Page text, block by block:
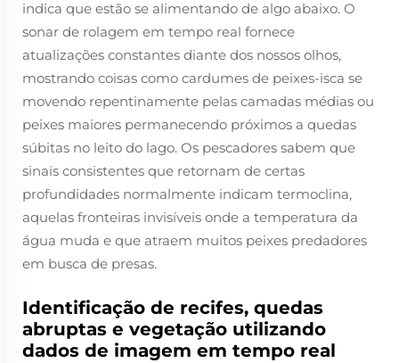
indica que estão se alimentando de algo abaixo. O
sonar de rolagem em tempo real fornece
atualizações constantes diante dos nossos olhos,
mostrando coisas como cardumes de peixes-isca se
movendo repentinamente pelas camadas médias ou
peixes maiores permanecendo próximos a quedas
súbitas no leito do lago. Os pescadores sabem que
sinais consistentes que retornam de certas
profundidades normalmente indicam termoclina,
aquelas fronteiras invisíveis onde a temperatura da
água muda e que atraem muitos peixes predadores
em busca de presas.
Identificação de recifes, quedas
abruptas e vegetação utilizando
dados de imagem em tempo real